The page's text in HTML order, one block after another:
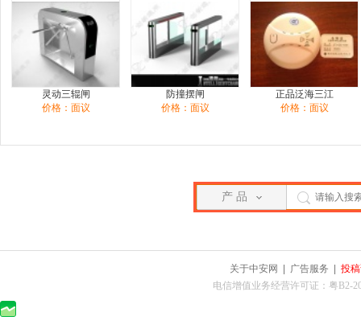
灵动三辊闸
价格：面议
防撞摆闸
价格：面议
正品泛海三江
价格：面议
产 品
关于中安网 广告服务
投
电信增值业务经营许可证：粤